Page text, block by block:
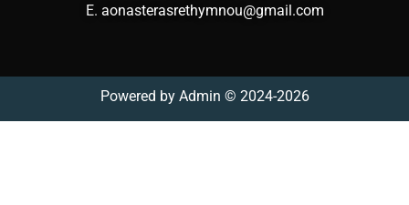
E. aonasterasrethymnou@gmail.com
Powered by Admin © 2024-2026